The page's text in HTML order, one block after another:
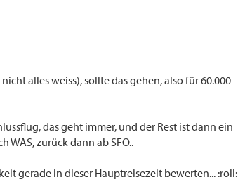
alles weiss), sollte das gehen, also für 60.000
das geht immer, und der Rest ist dann ein
WAS, zurück dann ab SFO..
gerade in dieser Hauptreisezeit bewerten... :roll: